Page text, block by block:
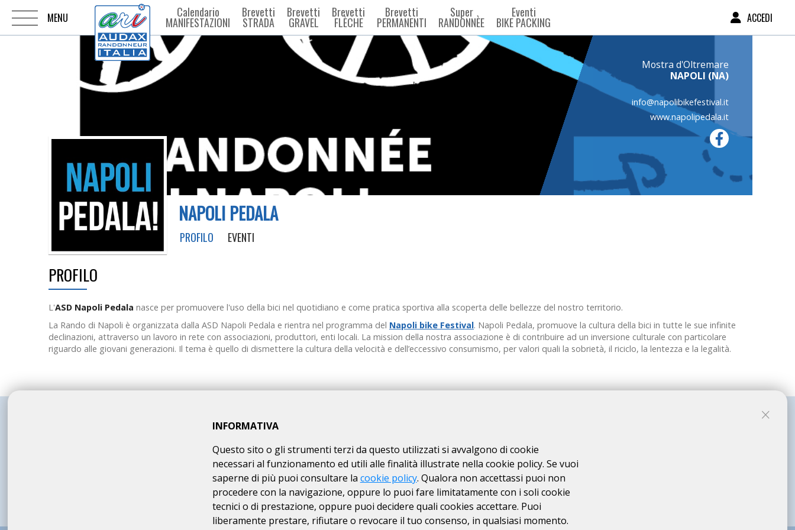
Calendario
MANIFESTAZIONI
Brevetti
STRADA
Brevetti
GRAVEL
Brevetti
FLÈCHE
Brevetti
PERMANENTI
Super
RANDONNÈE
Eventi
BIKE PACKING ACCEDI
Mostra d'Oltremare
NAPOLI (NA)
info@napolibikefestival.it
www.napolipedala.it
NAPOLI PEDALA
PROFILO EVENTI
PROFILO
L'ASD Napoli Pedala nasce per promuovere l'uso della bici nel quotidiano e come pratica sportiva alla scoperta delle bellezze del nostro territorio.
La Rando di Napoli è organizzata dalla ASD Napoli Pedala e rientra nel programma del Napoli bike Festival. Napoli Pedala, promuove la cultura della bici in tutte le sue infinite
declinazioni, attraverso un lavoro in rete con associazioni, produttori, enti locali. La mission della nostra associazione è di contribuire ad un inversione culturale con particolare
riguardo alle giovani generazioni. Il tema è quello di dismettere la cultura della velocità e dell’eccessivo consumismo, per valori quali la sobrietà, il riciclo, la lentezza e la legalità.
INFORMATIVA
Questo sito o gli strumenti terzi da questo utilizzati si avvalgono di cookie
necessari al funzionamento ed utili alle finalità illustrate nella cookie policy. Se vuoi
saperne di più puoi consultare la cookie policy. Qualora non accettassi puoi non
procedere con la navigazione, oppure lo puoi fare limitatamente con i soli cookie
tecnici o di prestazione, oppure puoi decidere quali cookies accettare. Puoi
liberamente prestare, rifiutare o revocare il tuo consenso, in qualsiasi momento.